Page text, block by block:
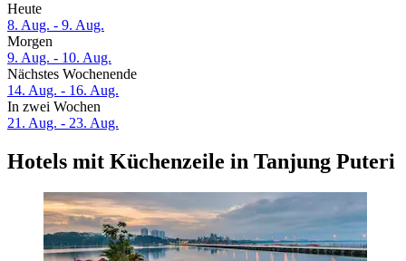
Heute
8. Aug. - 9. Aug.
Morgen
9. Aug. - 10. Aug.
Nächstes Wochenende
14. Aug. - 16. Aug.
In zwei Wochen
21. Aug. - 23. Aug.
Hotels mit Küchenzeile in Tanjung Puteri